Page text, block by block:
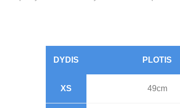
DYDIS PLOTIS
XS 49cm